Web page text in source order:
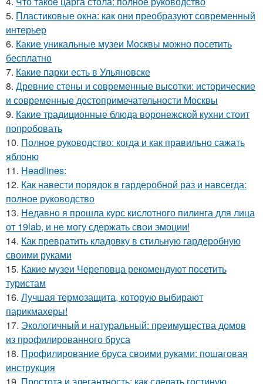
5. Пластиковые окна: как они преобразуют современный
интерьер
6. Какие уникальные музеи Москвы можно посетить
бесплатно
7. Какие парки есть в Ульяновске
8. Древние стены и современные высотки: исторические
и современные достопримечательности Москвы
9. Какие традиционные блюда воронежской кухни стоит
попробовать
10. Полное руководство: когда и как правильно сажать
яблоню
11. Headlines:
12. Как навести порядок в гардеробной раз и навсегда:
полное руководство
13. Недавно я прошла курс кислотного пилинга для лица
от 19lab, и не могу сдержать свои эмоции!
14. Как превратить кладовку в стильную гардеробную
своими руками
15. Какие музеи Череповца рекомендуют посетить
туристам
16. Лучшая термозащита, которую выбирают
парикмахеры!
17. Экологичный и натуральный: преимущества домов
из профилированного бруса
18. Профилирование бруса своими руками: пошаговая
инструкция